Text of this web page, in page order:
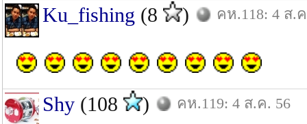
Ku_fishing (8 ) คห.118: 4 ส.
Shy (108 ) คห.119: 4 ส.ค. 56